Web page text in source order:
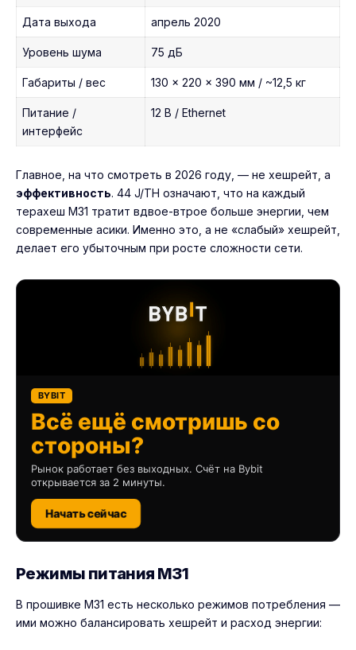
Дата выхода апрель 2020
Уровень шума 75 дБ
Габариты / вес 130 × 220 × 390 мм / ~12,5 кг
Питание /
интерфейс
12 В / Ethernet
Главное, на что смотреть в 2026 году, — не хешрейт, а
эффективность. 44 J/TH означают, что на каждый
терахеш M31 тратит вдвое-втрое больше энергии, чем
современные асики. Именно это, а не «слабый» хешрейт,
делает его убыточным при росте сложности сети.
BYBIT
Всё ещё смотришь со
стороны?
Рынок работает без выходных. Счёт на Bybit
открывается за 2 минуты.
Начать сейчас
Режимы питания M31
В прошивке M31 есть несколько режимов потребления —
ими можно балансировать хешрейт и расход энергии: